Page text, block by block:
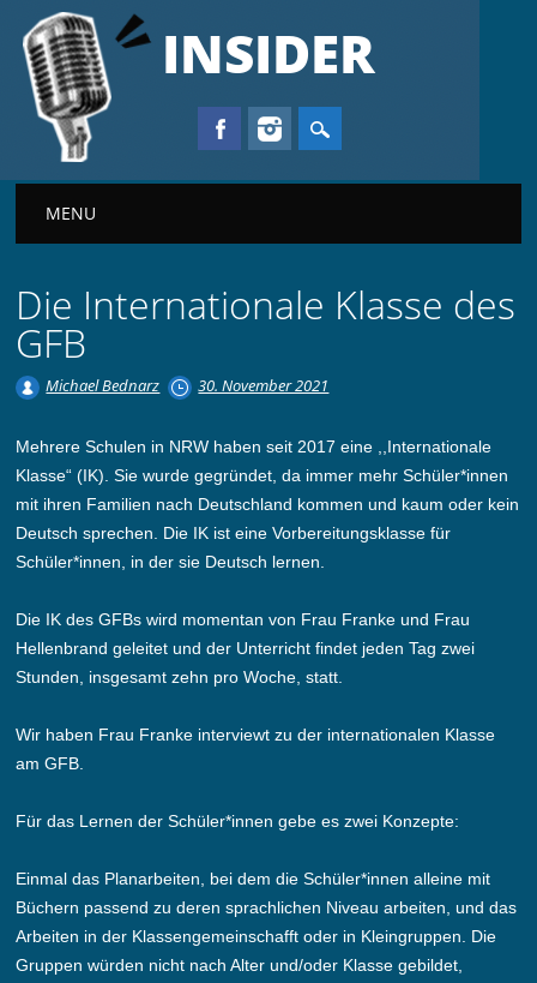
INSIDER
Main menu
MENU
Die Internationale Klasse des
GFB
Michael Bednarz 30. November 2021
Mehrere Schulen in NRW haben seit 2017 eine ,,Internationale
Klasse“ (IK). Sie wurde gegründet, da immer mehr Schüler*innen
mit ihren Familien nach Deutschland kommen und kaum oder kein
Deutsch sprechen. Die IK ist eine Vorbereitungsklasse für
Schüler*innen, in der sie Deutsch lernen.
Die IK des GFBs wird momentan von Frau Franke und Frau
Hellenbrand geleitet und der Unterricht findet jeden Tag zwei
Stunden, insgesamt zehn pro Woche, statt.
Wir haben Frau Franke interviewt zu der internationalen Klasse
am GFB.
Für das Lernen der Schüler*innen gebe es zwei Konzepte:
Einmal das Planarbeiten, bei dem die Schüler*innen alleine mit
Büchern passend zu deren sprachlichen Niveau arbeiten, und das
Arbeiten in der Klassengemeinschafft oder in Kleingruppen. Die
Gruppen würden nicht nach Alter und/oder Klasse gebildet,